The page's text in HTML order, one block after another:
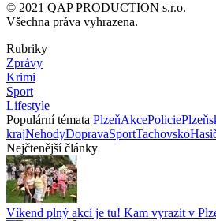
© 2021 QAP PRODUCTION s.r.o.
Všechna práva vyhrazena.
Rubriky
Zprávy
Krimi
Sport
Lifestyle
Populární témata PlzeňAkcePolicie
krajNehodyDopravaSportTachovsko
Nejčtenější články
Víkend plný akcí je tu! Kam vyrazit v